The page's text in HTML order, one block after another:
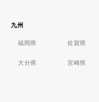
九州
福岡県 佐賀県
大分県 宮崎県